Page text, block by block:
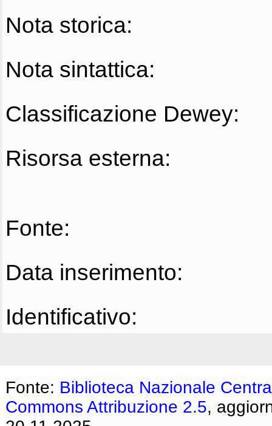
Nota storica:
Nota sintattica:
Classificazione Dewey:
Risorsa esterna:
Fonte:
Data inserimento:
Identificativo:
Fonte: Biblioteca Nazionale
Commons Attribuzione 2.5,